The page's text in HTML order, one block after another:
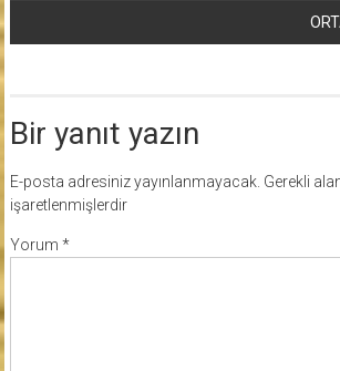
Bir yanıt yazın
E-posta adresiniz yayınlanmayacak. Gerekli
işaretlenmişlerdir
Yorum *